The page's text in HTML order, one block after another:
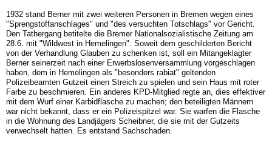
1932 stand Berner mit zwei weiteren Personen in Bremen wegen eines
"Sprengstoffanschlages" und "des versuchten Totschlags" vor Gericht.
Den Tathergang betitelte die Bremer Nationalsozialistische Zeitung am
28.6. mit "Wildwest in Hemelingen". Soweit dem geschilderten Bericht
von der Verhandlung Glauben zu schenken ist, soll ein Mitangeklagter
Berner seinerzeit nach einer Erwerbslosenversammlung vorgeschlagen
haben, dem in Hemelingen als "besonders rabiat" geltenden
Polizeibeamten Gutzeit einen Streich zu spielen und sein Haus mit roter
Farbe zu beschmieren. Ein anderes KPD-Mitglied regte an, dies effektiver
mit dem Wurf einer Karbidflasche zu machen; den beteiligten Männern
war nicht bekannt, dass er ein Polizeispitzel war. Sie warfen die Flasche
in die Wohnung des Landjägers Scheibner, die sie mit der Gutzeits
verwechselt hatten. Es entstand Sachschaden.